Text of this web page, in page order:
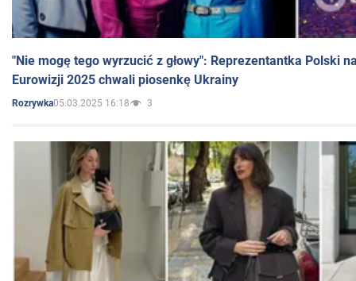
"Nie mogę tego wyrzucić z głowy": Reprezentantka Polski
Eurowizji 2025 chwali piosenkę Ukrainy
Rozrywka05.03.2025 16:18 3